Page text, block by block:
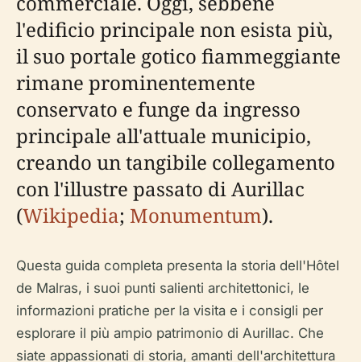
l'edificio principale non esista più,
il suo portale gotico fiammeggiante
rimane prominentemente
conservato e funge da ingresso
principale all'attuale municipio,
creando un tangibile collegamento
con l'illustre passato di Aurillac
(Wikipedia; Monumentum).
Questa guida completa presenta la storia dell'Hôtel
de Malras, i suoi punti salienti architettonici, le
informazioni pratiche per la visita e i consigli per
esplorare il più ampio patrimonio di Aurillac. Che
siate appassionati di storia, amanti dell'architettura